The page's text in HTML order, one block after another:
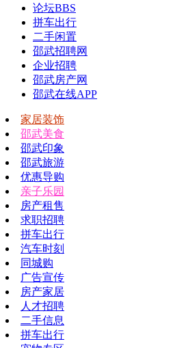
论坛BBS
拼车出行
二手闲置
邵武招聘网
企业招聘
邵武房产网
邵武在线APP
家居装饰
邵武美食
邵武印象
邵武旅游
优惠导购
亲子乐园
房产租售
求职招聘
拼车出行
汽车时刻
同城购
广告宣传
房产家居
人才招聘
二手信息
拼车出行